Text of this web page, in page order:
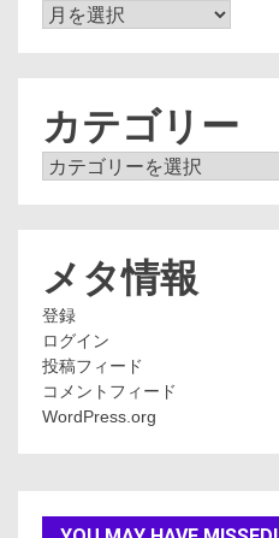
ア
カテゴリー
カ
メタ情報
登録
ログイン
投稿フィード
コメントフィード
WordPress.org